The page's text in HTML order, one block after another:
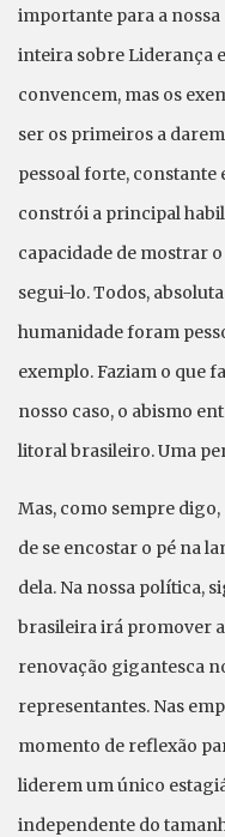
importante para a nossa
inteira sobre Liderança
convencem, mas os
ser os primeiros a
pessoal forte,
constrói a principal
capacidade de mostrar
segui-lo. Todos,
humanidade foram
exemplo. Faziam o que
nosso caso, o abismo
litoral brasileiro. Uma
Mas, como sempre
de se encostar o pé na
dela. Na nossa política,
brasileira irá promover
renovação gigantesca
representantes. Nas
momento de reflexão
liderem um único
independente do